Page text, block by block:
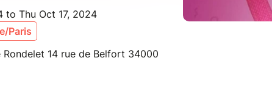
to Thu Oct 17, 2024
Paris
Rondelet 14 rue de Belfort 34000